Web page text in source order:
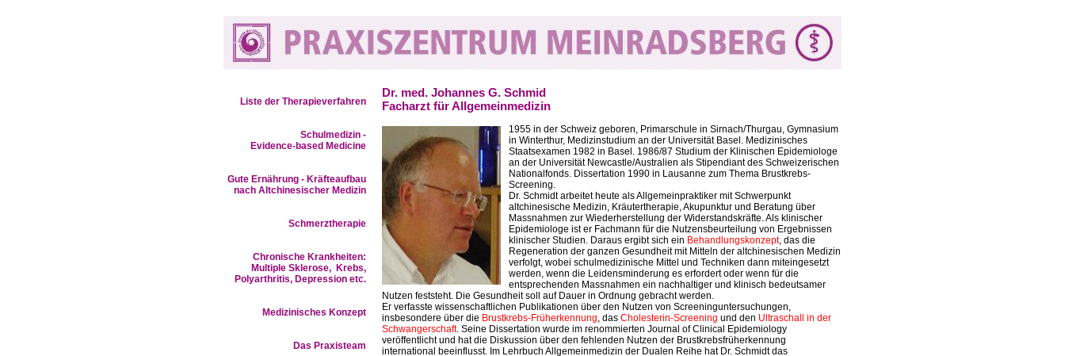
Liste der Therapieverfahren
Schulmedizin -
Evidence-based Medicine
Gute Ernährung - Kräfteaufbau
nach Altchinesischer Medizin
Schmerztherapie
Chronische Krankheiten:
Multiple Sklerose, Krebs,
Polyarthritis, Depression etc.
Medizinisches Konzept
Das Praxisteam
Dr. med. Johannes G. Schmid
Facharzt für Allgemeinmedizin
1955 in der Schweiz geboren, Primarschule in Sirnach/Thurgau, Gymnasium
in Winterthur, Medizinstudium an der Universität Basel. Medizinisches
Staatsexamen 1982 in Basel. 1986/87 Studium der Klinischen Epidemiologe
an der Universität Newcastle/Australien als Stipendiant des Schweizerischen
Nationalfonds. Dissertation 1990 in Lausanne zum Thema Brustkrebs-
Screening.
Dr. Schmidt arbeitet heute als Allgemeinpraktiker mit Schwerpunkt
altchinesische Medizin, Kräutertherapie, Akupunktur und Beratung über
Massnahmen zur Wiederherstellung der Widerstandskräfte. Als klinischer
Epidemiologe ist er Fachmann für die Nutzensbeurteilung von Ergebnissen
klinischer Studien. Daraus ergibt sich ein Behandlungskonzept, das die
Regeneration der ganzen Gesundheit mit Mitteln der altchinesischen Medizin
verfolgt, wobei schulmedizinische Mittel und Techniken dann miteingesetzt
werden, wenn die Leidensminderung es erfordert oder wenn für die
entsprechenden Massnahmen ein nachhaltiger und klinisch bedeutsamer
Nutzen feststeht. Die Gesundheit soll auf Dauer in Ordnung gebracht werden.
Er verfasste wissenschaftlichen Publikationen über den Nutzen von Screeninguntersuchungen,
insbesondere über die Brustkrebs-Früherkennung, das Cholesterin-Screening und den Ultraschall in der
Schwangerschaft. Seine Dissertation wurde im renommierten Journal of Clinical Epidemiology
veröffentlicht und hat die Diskussion über den fehlenden Nutzen der Brustkrebsfrüherkennung
international beeinflusst. Im Lehrbuch Allgemeinmedizin der Dualen Reihe hat Dr. Schmidt das